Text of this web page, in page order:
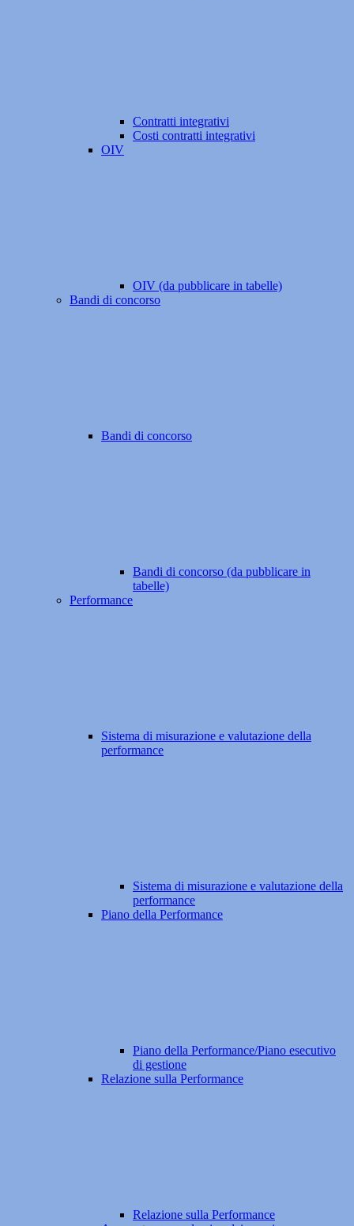
Contratti integrativi
Costi contratti integrativi
OIV
OIV (da pubblicare in tabelle)
Bandi di concorso
Bandi di concorso
Bandi di concorso (da pubblicare in
tabelle)
Performance
Sistema di misurazione e valutazione della
performance
Sistema di misurazione e valutazione della
performance
Piano della Performance
Piano della Performance/Piano esecutivo
di gestione
Relazione sulla Performance
Relazione sulla Performance